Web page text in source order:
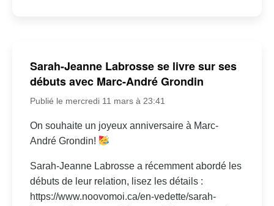
Sarah-Jeanne Labrosse se livre sur ses
débuts avec Marc-André Grondin
Publié le mercredi 11 mars à 23:41
On souhaite un joyeux anniversaire à Marc-
André Grondin!
Sarah-Jeanne Labrosse a récemment abordé les
débuts de leur relation, lisez les détails :
https://www.noovomoi.ca/en-vedette/sarah-